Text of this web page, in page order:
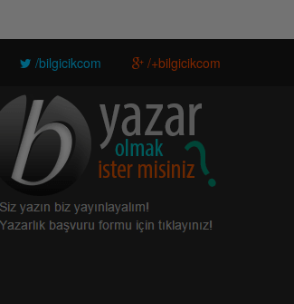
/bilgicikcom /+bilgicikcom